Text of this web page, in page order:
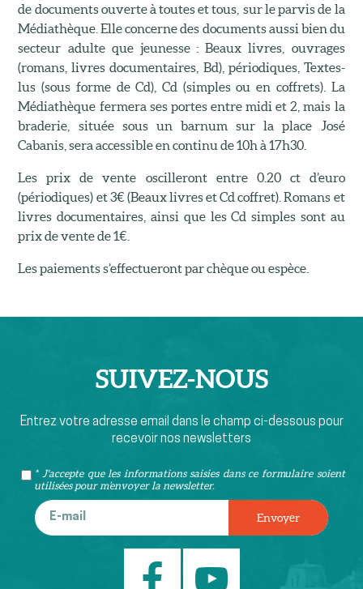
de documents ouverte à toutes et tous, sur le parvis de la
Médiathèque. Elle concerne des documents aussi bien du
secteur adulte que jeunesse : Beaux livres, ouvrages
(romans, livres documentaires, Bd), périodiques, Textes-
lus (sous forme de Cd), Cd (simples ou en coffrets). La
Médiathèque fermera ses portes entre midi et 2, mais la
braderie, située sous un barnum sur la place José
Cabanis, sera accessible en continu de 10h à 17h30.
Les prix de vente oscilleront entre 0.20 ct d’euro
(périodiques) et 3€ (Beaux livres et Cd coffret). Romans et
livres documentaires, ainsi que les Cd simples sont au
prix de vente de 1€.
Les paiements s’effectueront par chèque ou espèce.
SUIVEZ-NOUS
Entrez votre adresse email dans le champ ci-dessous pour
recevoir nos newsletters
* J'accepte que les informations saisies dans ce formulaire soient
utilisées pour m’envoyer la newsletter.